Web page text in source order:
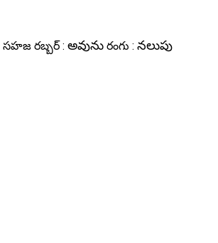
సహజ రబ్బర్ : అవును రంగు : నలుపు